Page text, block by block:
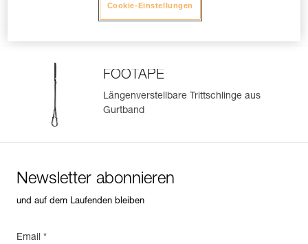
Behelfsseilklemme
FOOTAPE
Längenverstellbare Trittschlinge aus
Gurtband
Newsletter abonnieren
und auf dem Laufenden bleiben
Email *
Cookie-Einstellungen